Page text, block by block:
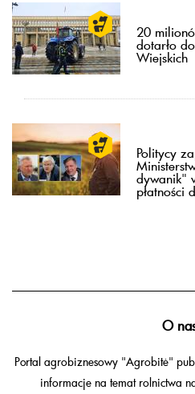
20
dotarło
Wiejskich
Politycy
dywanik"
płatności
O
Portal agrobiznesowy "Agrobitė"
informacje na temat rolnictwa